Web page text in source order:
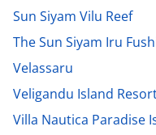
Sun Siyam Vilu Reef
The Sun Siyam Iru
Velassaru
Veligandu Island
Villa Nautica Paradise